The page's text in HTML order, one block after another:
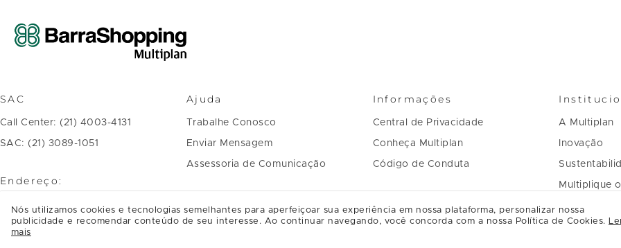
SAC
Call Center: (21) 4003-4131
SAC: (21) 3089-1051
Endereço:
Avenida das Américas, 4.666 Barra
da Tijuca
Ajuda
Trabalhe Conosco
Enviar Mensagem
Assessoria de Comunicação
Informações
Central de Privacidade
Conheça Multiplan
Código de Conduta
A Multiplan
Inovação
Multiplique
Governança
Nós utilizamos cookies e tecnologias semelhantes para aperfeiçoar sua experiência em nossa plataforma, personalizar nossa
publicidade e recomendar conteúdo de seu interesse. Ao continuar navegando, você concorda com a nossa Política de Cookies.
mais